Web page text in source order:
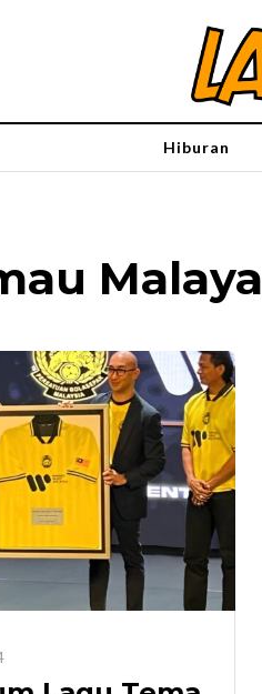
Hiburan
Malaya